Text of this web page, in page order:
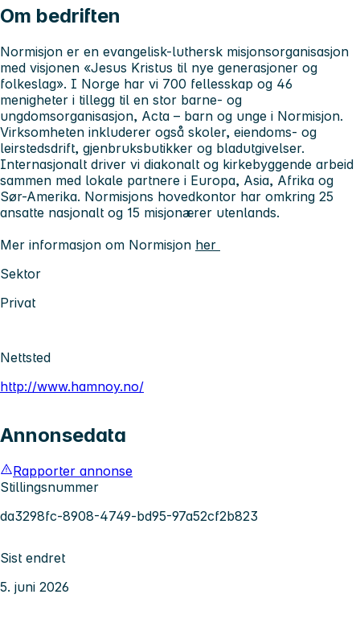
Om bedriften
Normisjon er en evangelisk-luthersk misjonsorganisasjon
med visjonen «Jesus Kristus til nye generasjoner og
folkeslag». I Norge har vi 700 fellesskap og 46
menigheter i tillegg til en stor barne- og
ungdomsorganisasjon, Acta – barn og unge i Normisjon.
Virksomheten inkluderer også skoler, eiendoms- og
leirstedsdrift, gjenbruksbutikker og bladutgivelser.
Internasjonalt driver vi diakonalt og kirkebyggende arbeid
sammen med lokale partnere i Europa, Asia, Afrika og
Sør-Amerika. Normisjons hovedkontor har omkring 25
ansatte nasjonalt og 15 misjonærer utenlands.
Mer informasjon om Normisjon her
Sektor
Privat
Nettsted
http://www.hamnoy.no/
Annonsedata
Rapporter annonse
Stillingsnummer
da3298fc-8908-4749-bd95-97a52cf2b823
Sist endret
5. juni 2026